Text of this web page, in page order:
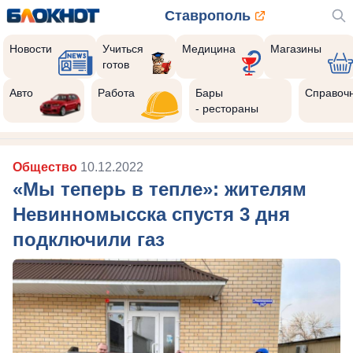
Ставрополь
Новости
Учиться
готов
Медицина Магазины
Авто Работа
Бары
- рестораны
Общество 10.12.2022
«Мы теперь в тепле»: жителям
Невинномысска спустя 3 дня
подключили газ